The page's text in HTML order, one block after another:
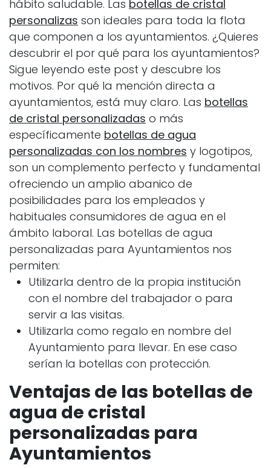
hábito saludable. Las botellas de cristal
personalizas son ideales para toda la flota
que componen a los ayuntamientos. ¿Quieres
descubrir el por qué para los ayuntamientos?
Sigue leyendo este post y descubre los
motivos. Por qué la mención directa a
ayuntamientos, está muy claro. Las botellas
de cristal personalizadas o más
específicamente botellas de agua
personalizadas con los nombres y logotipos,
son un complemento perfecto y fundamental
ofreciendo un amplio abanico de
posibilidades para los empleados y
habituales consumidores de agua en el
ámbito laboral. Las botellas de agua
personalizadas para Ayuntamientos nos
permiten:
Utilizarla dentro de la propia institución
con el nombre del trabajador o para
servir a las visitas.
Utilizarla como regalo en nombre del
Ayuntamiento para llevar. En ese caso
serían la botellas con protección.
Ventajas de las botellas de
agua de cristal
personalizadas para
Ayuntamientos